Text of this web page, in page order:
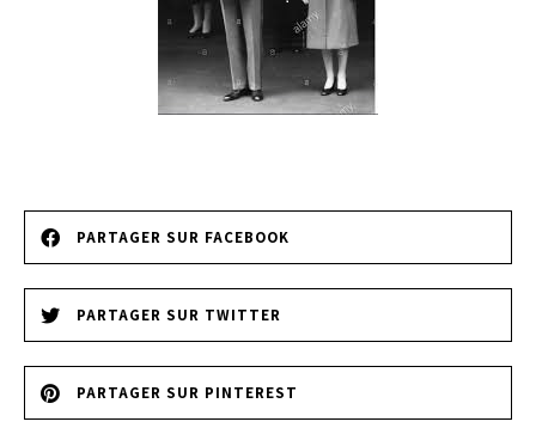
PARTAGER SUR FACEBOOK
PARTAGER SUR TWITTER
PARTAGER SUR PINTEREST